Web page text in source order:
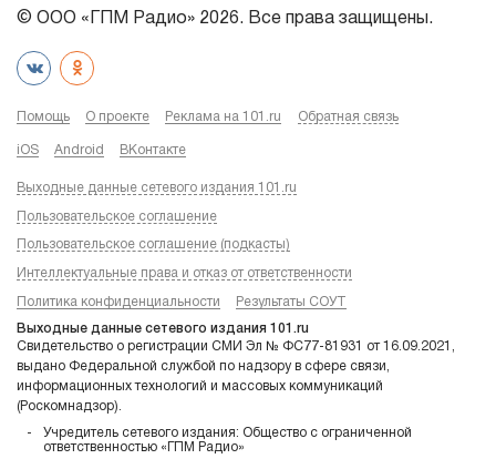
© ООО «ГПМ Радио» 2026. Все права защищены.
Помощь О проекте Реклама на 101.ru Обратная связь
iOS Android ВКонтакте
Выходные данные сетевого издания 101.ru
Пользовательское соглашение
Пользовательское соглашение (подкасты)
Интеллектуальные права и отказ от ответственности
Политика конфиденциальности Результаты СОУТ
Выходные данные сетевого издания 101.ru
Свидетельство о регистрации СМИ Эл № ФС77-81931 от 16.09.2021,
выдано Федеральной службой по надзору в сфере связи,
информационных технологий и массовых коммуникаций
(Роскомнадзор).
Учредитель сетевого издания: Общество с ограниченной
ответственностью «ГПМ Радио»